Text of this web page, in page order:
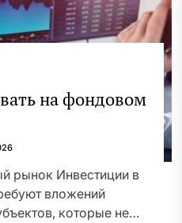
на фондовом
рынок Инвестиции в
вложений
которые не